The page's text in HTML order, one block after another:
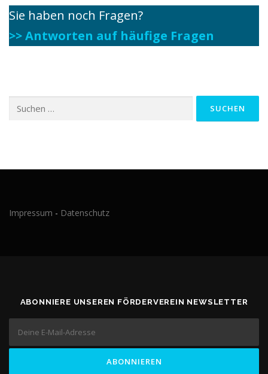
Sie haben noch Fragen?
>> Antworten auf häufige Fragen
nach:
Impressum - Datenschutz
ABONNIERE UNSEREN FÖRDERVEREIN NEWSLETTER